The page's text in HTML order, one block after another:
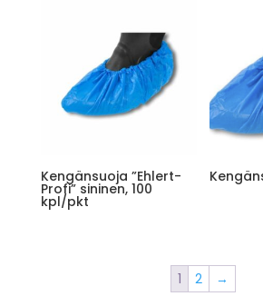
Kengänsuoja ”Ehlert-
Profi” sininen, 100
kpl/pkt
1 2 →